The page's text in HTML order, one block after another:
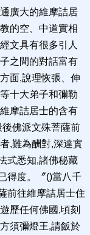
廣大的維摩詰居
的空、中道實相
文具有很多引人
之間的對話富有
面,說理恢張、伸
十大弟子和彌勒
摩詰居士的含有
佛派文殊菩薩前
,難為酬對,深達實
式悉知,諸佛秘藏
得度。〞()當八千
前往維摩詰居士住
歷任何佛國,頃刻
須彌燈王,請飯於